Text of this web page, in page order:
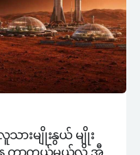
သားမျိုးနွယ် မျိုး
ေ ကာကွယ်မယ်လို့ အီ